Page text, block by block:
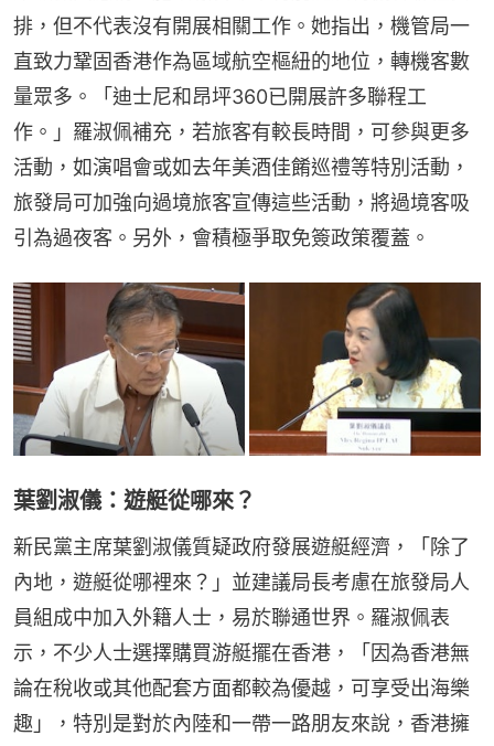
排，但不代表沒有開展相關工作。她指出，機管局一
直致力鞏固香港作為區域航空樞紐的地位，轉機客數
量眾多。「迪士尼和昂坪360已開展許多聯程工
作。」羅淑佩補充，若旅客有較長時間，可參與更多
活動，如演唱會或如去年美酒佳餚巡禮等特別活動，
旅發局可加強向過境旅客宣傳這些活動，將過境客吸
引為過夜客。另外，會積極爭取免簽政策覆蓋。
葉劉淑儀：遊艇從哪來？
新民黨主席葉劉淑儀質疑政府發展遊艇經濟，「除了
內地，遊艇從哪裡來？」並建議局長考慮在旅發局人
員組成中加入外籍人士，易於聯通世界。羅淑佩表
示，不少人士選擇購買游艇擺在香港，「因為香港無
論在稅收或其他配套方面都較為優越，可享受出海樂
趣」，特別是對於內陸和一帶一路朋友來說，香港擁